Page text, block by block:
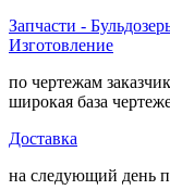
Запчасти -
Изготовление
по чертежам
широкая база
Доставка
на следующий день